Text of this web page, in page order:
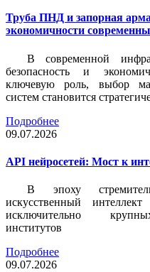
Труба ПНД и запорная
экономичности
В современной
безопасность и
ключевую роль, выбор
систем становится
Подробнее
09.07.2026
API нейросетей: Мост к
В эпоху
искусственный
исключительно
институтов
Подробнее
09.07.2026